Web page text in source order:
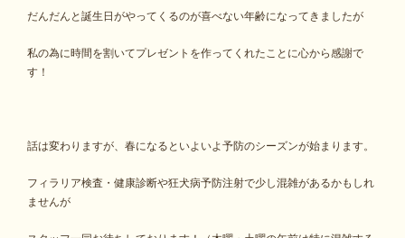
だんだんと誕生日がやってくるのが喜べない年齢になってきましたが
私の為に時間を割いてプレゼントを作ってくれたことに心から感謝で
す！
話は変わりますが、春になるといよいよ予防のシーズンが始まります。
フィラリア検査・健康診断や狂犬病予防注射で少し混雑があるかもしれ
ませんが